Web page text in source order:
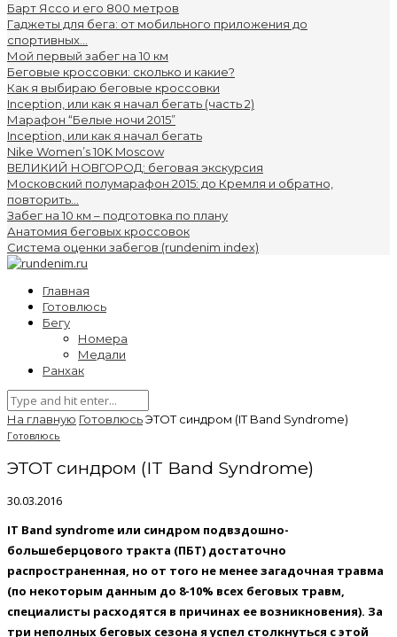
Барт Яссо и его 800 метров
Гаджеты для бега: от мобильного приложения до
спортивных...
Мой первый забег на 10 км
Беговые кроссовки: сколько и какие?
Как я выбираю беговые кроссовки
Inception, или как я начал бегать (часть 2)
Марафон “Белые ночи 2015”
Inception, или как я начал бегать
Nike Women’s 10K Moscow
ВЕЛИКИЙ НОВГОРОД: беговая экскурсия
Московский полумарафон 2015: до Кремля и обратно,
повторить...
Забег на 10 км – подготовка по плану
Анатомия беговых кроссовок
Система оценки забегов (rundenim index)
Главная
Готовлюсь
Бегу
Номера
Медали
Ранхак
На главную ГотовлюсьЭТОТ синдром (IT Band Syndrome)
Готовлюсь
ЭТОТ синдром (IT Band Syndrome)
30.03.2016
IT Band syndrome или синдром подвздошно-
большеберцового тракта (ПБТ) достаточно
распространенная, но от того не менее загадочная травма
(по некоторым данным до 8-10% всех беговых травм,
специалисты расходятся в причинах ее возникновения). За
три неполных беговых сезона я успел столкнуться с этой